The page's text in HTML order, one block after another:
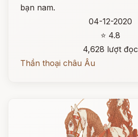
bạn nam.
04-12-2020
⭐ 4.8
4,628 lượt đọc
Thần thoại châu Âu